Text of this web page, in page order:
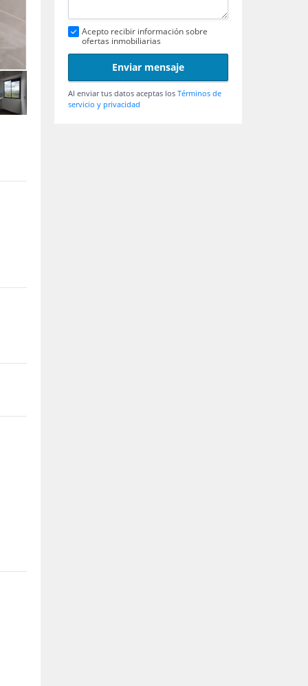
Acepto recibir información sobre
ofertas inmobiliarias
Enviar mensaje
Al enviar tus datos aceptas los Términos de
servicio y privacidad